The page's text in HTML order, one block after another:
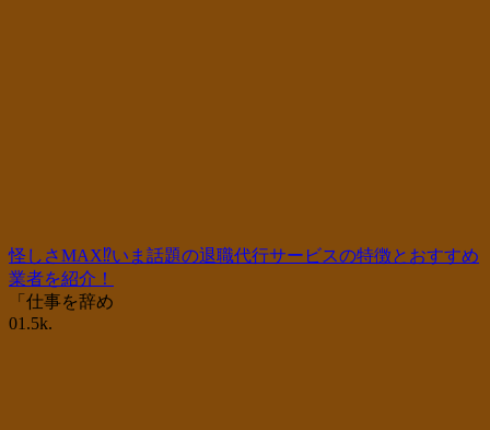
怪しさMAX⁉いま話題の退職代行サービスの特徴とおすすめ
業者を紹介！
「仕事を辞め
01.5k.